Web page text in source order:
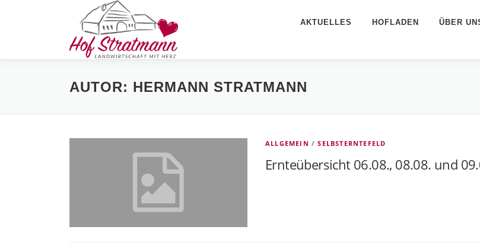
AKTUELLES HOFLADEN ÜBER
AUTOR: HERMANN STRATMANN
ALLGEMEIN /SELBSTERNTEFELD
Ernteübersicht 06.08., 08.08. und